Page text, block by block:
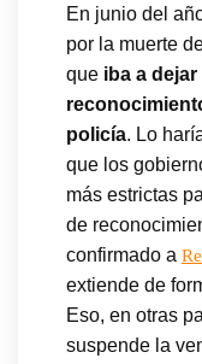
En junio del
por la muerte
que iba a
policía. Lo
que los
más estrictas
de
confirmado a
extiende de
Eso, en otras
suspende la